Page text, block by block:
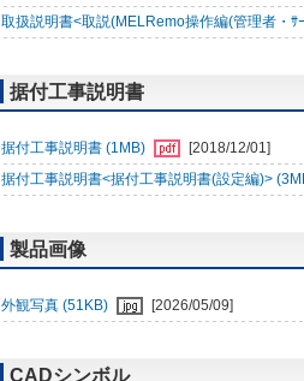
取扱説明書<取説(MELRemo操作編(管理者・ｻ
据付工事説明書
据付工事説明書 (1MB)
[2018/12/01]
据付工事説明書<据付工事説明書(設定編)>
製品画像
外観写真 (51KB) [2026/05/09]
CADシンボル